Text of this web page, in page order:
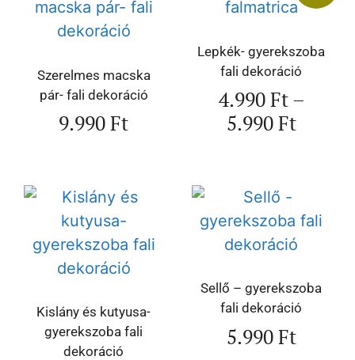
Szerelmes macska
pár- fali dekoráció
9.990Ft
Lepkék- gyerekszoba
fali dekoráció
4.990Ft–
5.990Ft
Kislány és kutyusa-
gyerekszoba fali
dekoráció
Sellő – gyerekszoba
fali dekoráció
5.990Ft